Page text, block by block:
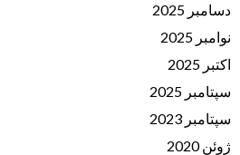
دسامبر 2025
نوامبر 2025
اکتبر 2025
سپتامبر 2025
سپتامبر 2023
ژوئن 2020